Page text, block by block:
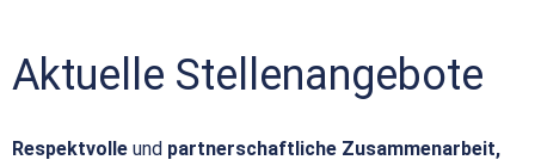
Aktuelle Stellenangebote
Respektvolle und partnerschaftliche Zusammenarbeit,